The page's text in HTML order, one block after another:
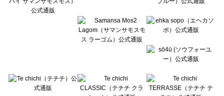
Wpc.（ワールドパーティー）のその他シューズ一覧